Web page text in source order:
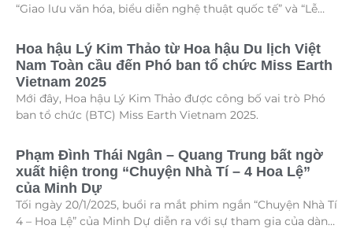
“Giao lưu văn hóa, biểu diễn nghệ thuật quốc tế” và “Lễ
với sự góp mặt của nhiều tài năng nghệ thuật đến từ các
quốc gia khác nhau. Trong số đó, Kiều Vũ Nhật Anh,
chàng trai tuổi teen đến từ Hà Nội, Việt Nam, đã gây ấn
tượng mạnh với giọng hát trữ tình sâu lắng, mang đậm
hơi thở quê hương.
Hoa hậu Lý Kim Thảo từ Hoa hậu Du lịch Việt
Nam Toàn cầu đến Phó ban tổ chức Miss Earth
Vietnam 2025
Mới đây, Hoa hậu Lý Kim Thảo được công bố vai trò Phó
ban tổ chức (BTC) Miss Earth Vietnam 2025.
Phạm Đình Thái Ngân – Quang Trung bất ngờ
xuất hiện trong “Chuyện Nhà Tí – 4 Hoa Lệ”
của Minh Dự
Tối ngày 20/1/2025, buổi ra mắt phim ngắn “Chuyện Nhà Tí
4 – Hoa Lệ” của Minh Dự diễn ra với sự tham gia của dàn